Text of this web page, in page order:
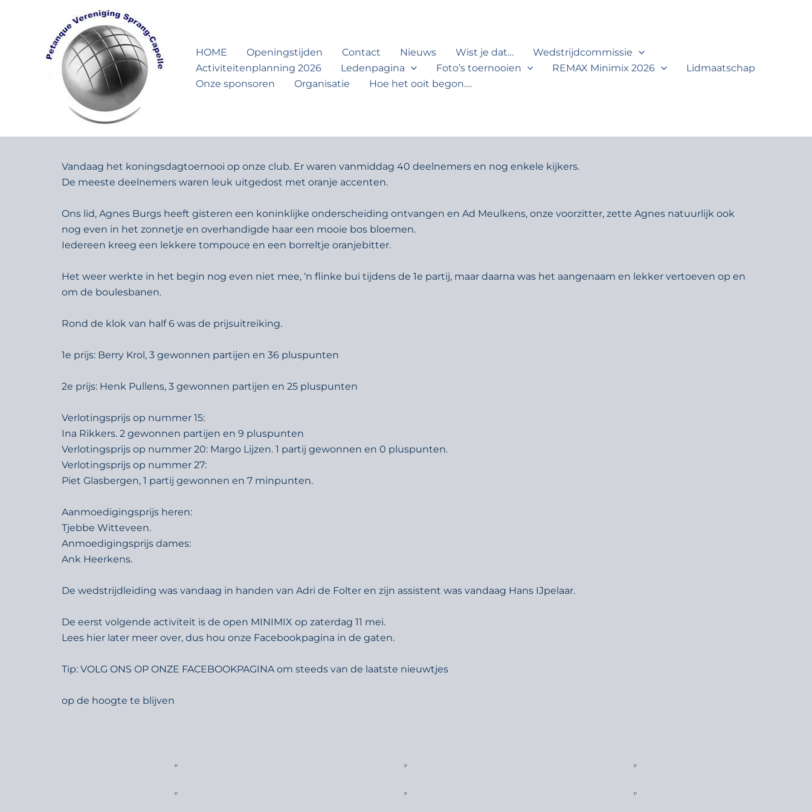
HOME Openingstijden Contact Nieuws Wist je dat…
Wedstrijdcommissie
Activiteitenplanning 2026
Ledenpagina Foto’s toernooien REMAX Minimix 2026
Lidmaatschap
Onze sponsoren
Organisatie Hoe het ooit begon….
Vandaag het koningsdagtoernooi op onze club. Er waren vanmiddag 40 deelnemers en nog enkele kijkers.
De meeste deelnemers waren leuk uitgedost met oranje accenten.
Ons lid, Agnes Burgs heeft gisteren een koninklijke onderscheiding ontvangen en Ad Meulkens, onze voorzitter, zette Agnes natuurlijk ook
nog even in het zonnetje en overhandigde haar een mooie bos bloemen.
Iedereen kreeg een lekkere tompouce en een borreltje oranjebitter.
Het weer werkte in het begin nog even niet mee, ‘n flinke bui tijdens de 1e partij, maar daarna was het aangenaam en lekker vertoeven op en
om de boulesbanen.
Rond de klok van half 6 was de prijsuitreiking.
1e prijs: Berry Krol, 3 gewonnen partijen en 36 pluspunten
2e prijs: Henk Pullens, 3 gewonnen partijen en 25 pluspunten
Verlotingsprijs op nummer 15:
Ina Rikkers. 2 gewonnen partijen en 9 pluspunten
Verlotingsprijs op nummer 20: Margo Lijzen. 1 partij gewonnen en 0 pluspunten.
Verlotingsprijs op nummer 27:
Piet Glasbergen, 1 partij gewonnen en 7 minpunten.
Aanmoedigingsprijs heren:
Tjebbe Witteveen.
Anmoedigingsprijs dames:
Ank Heerkens.
De wedstrijdleiding was vandaag in handen van Adri de Folter en zijn assistent was vandaag Hans IJpelaar.
De eerst volgende activiteit is de open MINIMIX op zaterdag 11 mei.
Lees hier later meer over, dus hou onze Facebookpagina in de gaten.
Tip: VOLG ONS OP ONZE FACEBOOKPAGINA om steeds van de laatste nieuwtjes
op de hoogte te blijven